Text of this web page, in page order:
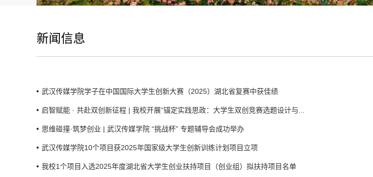
新闻信息
武汉传媒学院学子在中国国际大学生创新大赛（2025）湖北省复赛中获佳绩
启智赋能 · 共赴双创新征程 | 我校开展“锚定实践思政：大学生双创竞赛选题设计与...
思维碰撞·筑梦创业 | 武汉传媒学院 “挑战杯” 专题辅导会成功举办
武汉传媒学院10个项目获2025年国家级大学生创新训练计划项目立项
我校1个项目入选2025年度湖北省大学生创业扶持项目（创业组）拟扶持项目名单